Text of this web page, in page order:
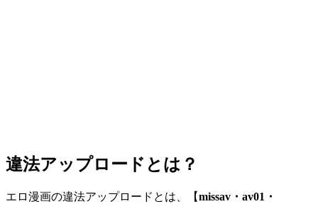
違法アップロードとは？
エロ漫画の違法アップロードとは、【missav・av01・